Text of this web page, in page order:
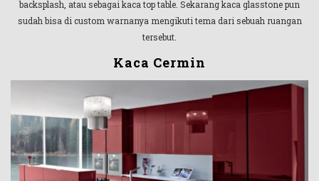
backsplash, atau sebagai kaca top table. Sekarang kaca glasstone pun
sudah bisa di custom warnanya mengikuti tema dari sebuah ruangan
tersebut.
Kaca Cermin